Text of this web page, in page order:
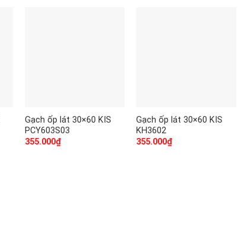
Gạch ốp lát 30×60 KIS
PCY603S03
355.000₫
Gạch ốp lát 30×60 KIS
KH3602
355.000₫